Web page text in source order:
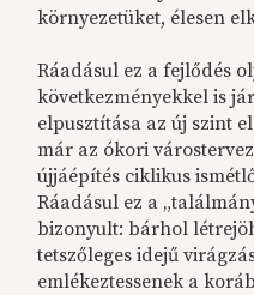
környezetüket, élesen
Ráadásul ez a fejlődés
következményekkel is
elpusztítása az új szint
már az ókori
újjáépítés ciklikus
Ráadásul ez a
bizonyult: bárhol
tetszőleges idejű
emlékeztessenek a